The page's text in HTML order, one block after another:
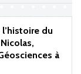
du
à